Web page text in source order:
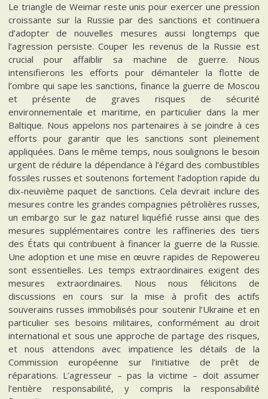
Le triangle de Weimar reste unis pour exercer une pression
croissante sur la Russie par des sanctions et continuera
d’adopter de nouvelles mesures aussi longtemps que
l’agression persiste. Couper les revenus de la Russie est
crucial pour affaiblir sa machine de guerre. Nous
intensifierons les efforts pour démanteler la flotte de
l’ombre qui sape les sanctions, finance la guerre de Moscou
et présente de graves risques de sécurité
environnementale et maritime, en particulier dans la mer
Baltique. Nous appelons nos partenaires à se joindre à ces
efforts pour garantir que les sanctions sont pleinement
appliquées. Dans le même temps, nous soulignons le besoin
urgent de réduire la dépendance à l’égard des combustibles
fossiles russes et soutenons fortement l’adoption rapide du
dix-neuvième paquet de sanctions. Cela devrait inclure des
mesures contre les grandes compagnies pétrolières russes,
un embargo sur le gaz naturel liquéfié russe ainsi que des
mesures supplémentaires contre les raffineries des tiers
des États qui contribuent à financer la guerre de la Russie.
Une adoption et une mise en œuvre rapides de Repowereu
sont essentielles. Les temps extraordinaires exigent des
mesures extraordinaires. Nous nous félicitons de
discussions en cours sur la mise à profit des actifs
souverains russes immobilisés pour soutenir l’Ukraine et en
particulier ses besoins militaires, conformément au droit
international et sous une approche de partage des risques,
et nous attendons avec impatience les détails de la
Commission européenne sur l’initiative de prêt de
réparations. L’agresseur – pas la victime – doit assumer
l’entière responsabilité, y compris la responsabilité